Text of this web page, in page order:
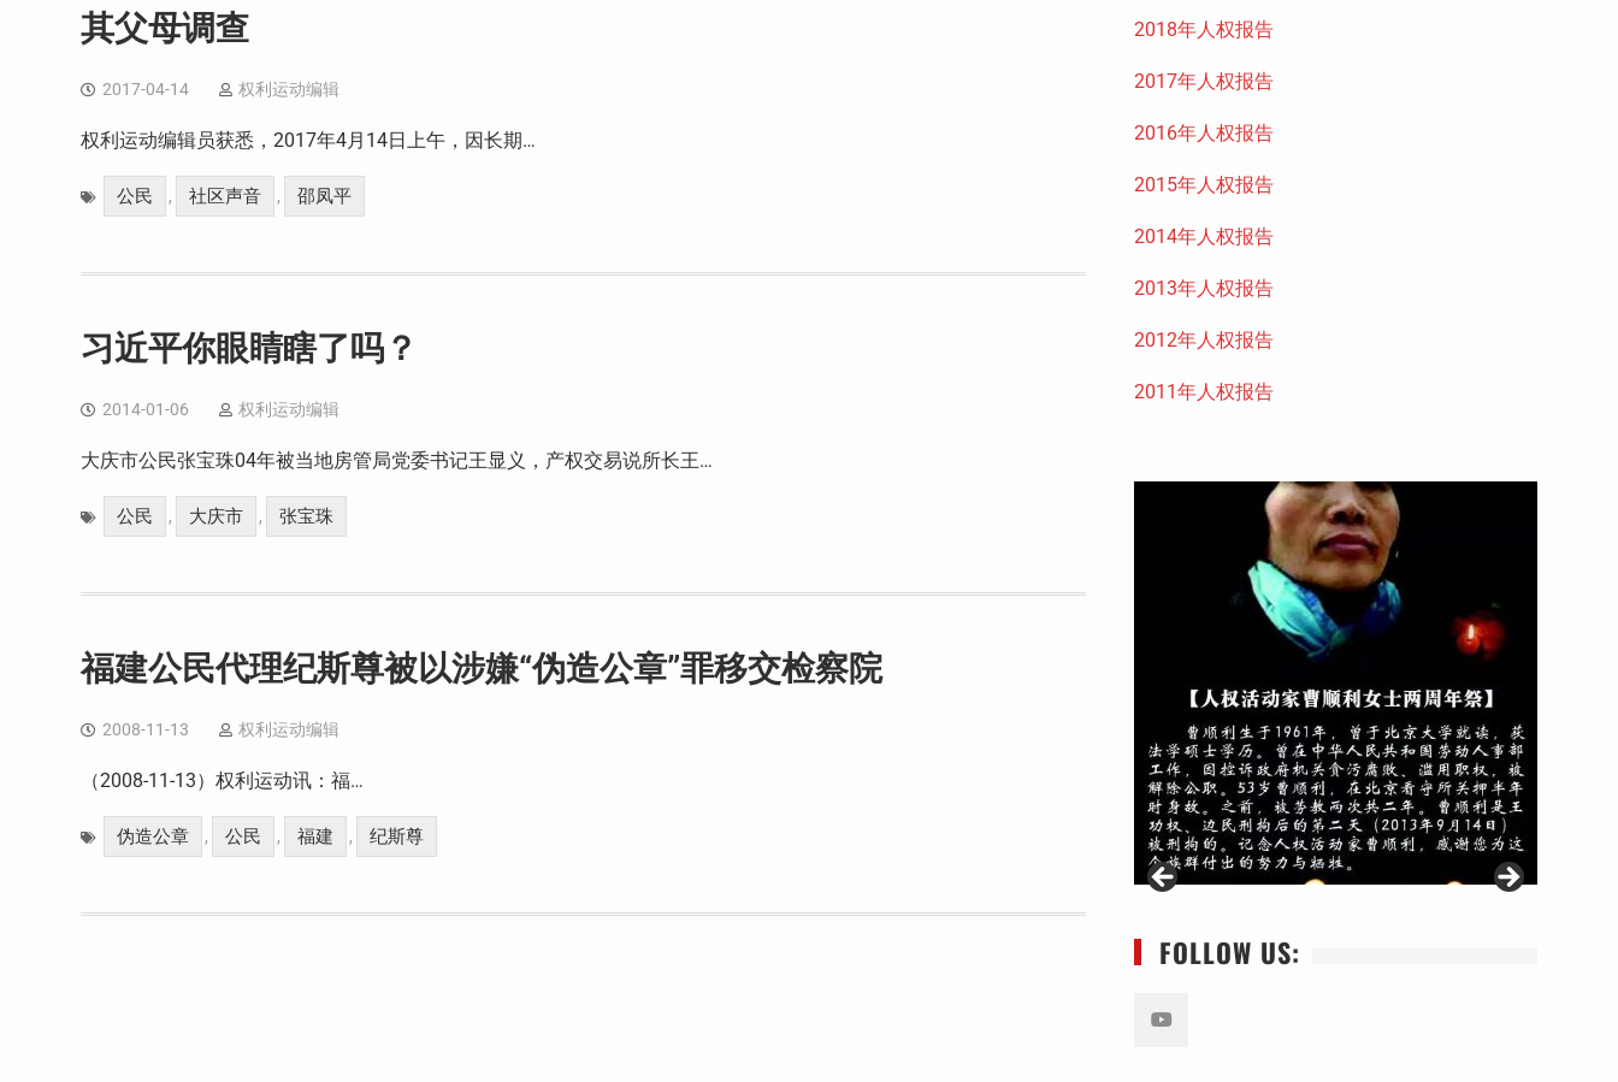
其父母调查
2017-04-14 权利运动编辑
权利运动编辑员获悉，2017年4月14日上午，因长期…
公民 , 社区声音 , 邵凤平
习近平你眼睛瞎了吗？
2014-01-06 权利运动编辑
大庆市公民张宝珠04年被当地房管局党委书记王显义，产权交易说所长王…
公民 , 大庆市 , 张宝珠
福建公民代理纪斯尊被以涉嫌“伪造公章”罪移交检察院
2008-11-13 权利运动编辑
（2008-11-13）权利运动讯：福…
伪造公章 , 公民 , 福建 , 纪斯尊
2018年人权报告
2017年人权报告
2016年人权报告
2015年人权报告
2014年人权报告
2013年人权报告
2012年人权报告
2011年人权报告
FOLLOW US: